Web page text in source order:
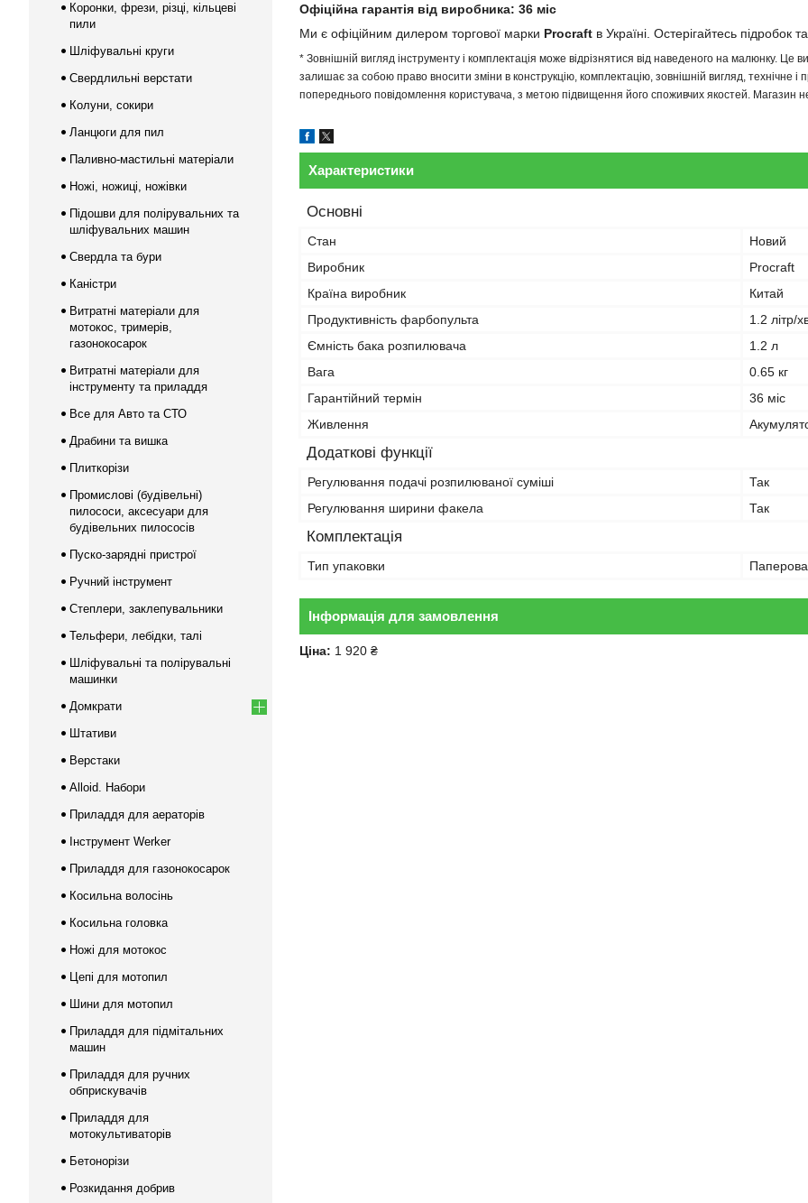
Офіційна гарантія від виробника: 36 міс
Ми є офіційним дилером торгової марки Procraft в Україні. Остерігайтесь підробок
* Зовнішній вигляд інструменту і комплектація може відрізнятися від наведеного на малюнку.
залишає за собою право вносити зміни в конструкцію, комплектацію, зовнішній вигляд, технічне
попереднього повідомлення користувача, з метою підвищення його споживчих якостей. Магазин
Характеристики
Основні
Стан
Новий
Виробник
Procraft
Країна виробник
Китай
Продуктивність фарбопульта
1.2 літр/
Ємність бака розпилювача
1.2 л
Вага
0.65 кг
Гарантійний термін
36 міс
Живлення
Додаткові функції
Регулювання подачі розпилюваної суміші
Так
Регулювання ширини факела
Так
Комплектація
Тип упаковки
Інформація для замовлення
Ціна: 1 920 ₴
Коронки, фрези, різці, кільцеві
пили
Шліфувальні круги
Свердлильні верстати
Колуни, сокири
Ланцюги для пил
Паливно-мастильні матеріали
Ножі, ножиці, ножівки
Підошви для полірувальних та
шліфувальних машин
Свердла та бури
Каністри
Витратні матеріали для
мотокос, тримерів,
газонокосарок
Витратні матеріали для
інструменту та приладдя
Все для Авто та СТО
Драбини та вишка
Плиткорізи
Промислові (будівельні)
пилососи, аксесуари для
будівельних пилососів
Пуско-зарядні пристрої
Ручний інструмент
Степлери, заклепувальники
Тельфери, лебідки, талі
Шліфувальні та полірувальні
машинки
Домкрати
Штативи
Верстаки
Alloid. Набори
Приладдя для аераторів
Інструмент Werker
Приладдя для газонокосарок
Косильна волосінь
Косильна головка
Ножі для мотокос
Цепі для мотопил
Шини для мотопил
Приладдя для підмітальних
машин
Приладдя для ручних
обприскувачів
Приладдя для
мотокультиваторів
Бетонорізи
Розкидання добрив